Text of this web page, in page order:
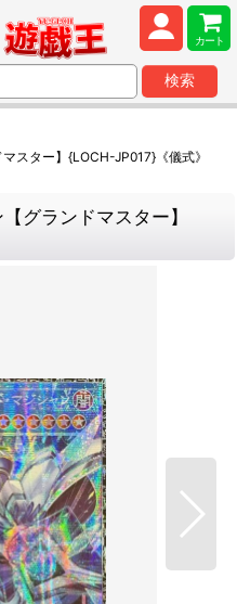
カート
検索
スター】{LOCH-JP017}《儀式》
グランドマスター】